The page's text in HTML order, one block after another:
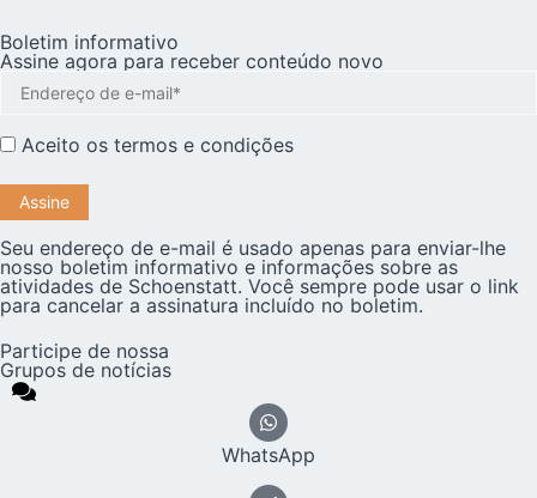
Boletim informativo
Assine agora para receber conteúdo novo
Aceito os termos e condições
Seu endereço de e-mail é usado apenas para enviar-lhe
nosso boletim informativo e informações sobre as
atividades de Schoenstatt. Você sempre pode usar o link
para cancelar a assinatura incluído no boletim.
Participe de nossa
Grupos de notícias
WhatsApp